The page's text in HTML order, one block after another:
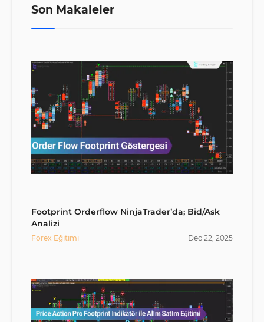
Son Makaleler
Footprint Orderflow NinjaTrader’da; Bid/Ask
Analizi
Forex Eğitimi Dec 22, 2025